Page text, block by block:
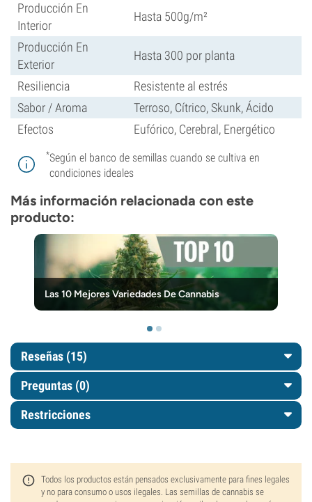
Producción En
Interior
Hasta 500g/m²
Producción En
Exterior
Hasta 300 por planta
Resiliencia
Resistente al estrés
Sabor / Aroma
Terroso, Cítrico, Skunk, Ácido
Efectos
Eufórico, Cerebral, Energético
*Según el banco de semillas cuando se cultiva en
condiciones ideales
Más información relacionada con este
producto:
Las 10 Mejores Variedades De Cannabis
Reseñas (15)
Preguntas (0)
Restricciones
Todos los productos están pensados exclusivamente para fines legales
y no para consumo o usos ilegales. Las semillas de cannabis se